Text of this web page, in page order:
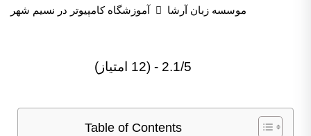
موسسه زبان آرشا آموزشگاه کامپیوتر در نسیم شهر
2.1/5 - (12 امتیاز)
Table of Contents